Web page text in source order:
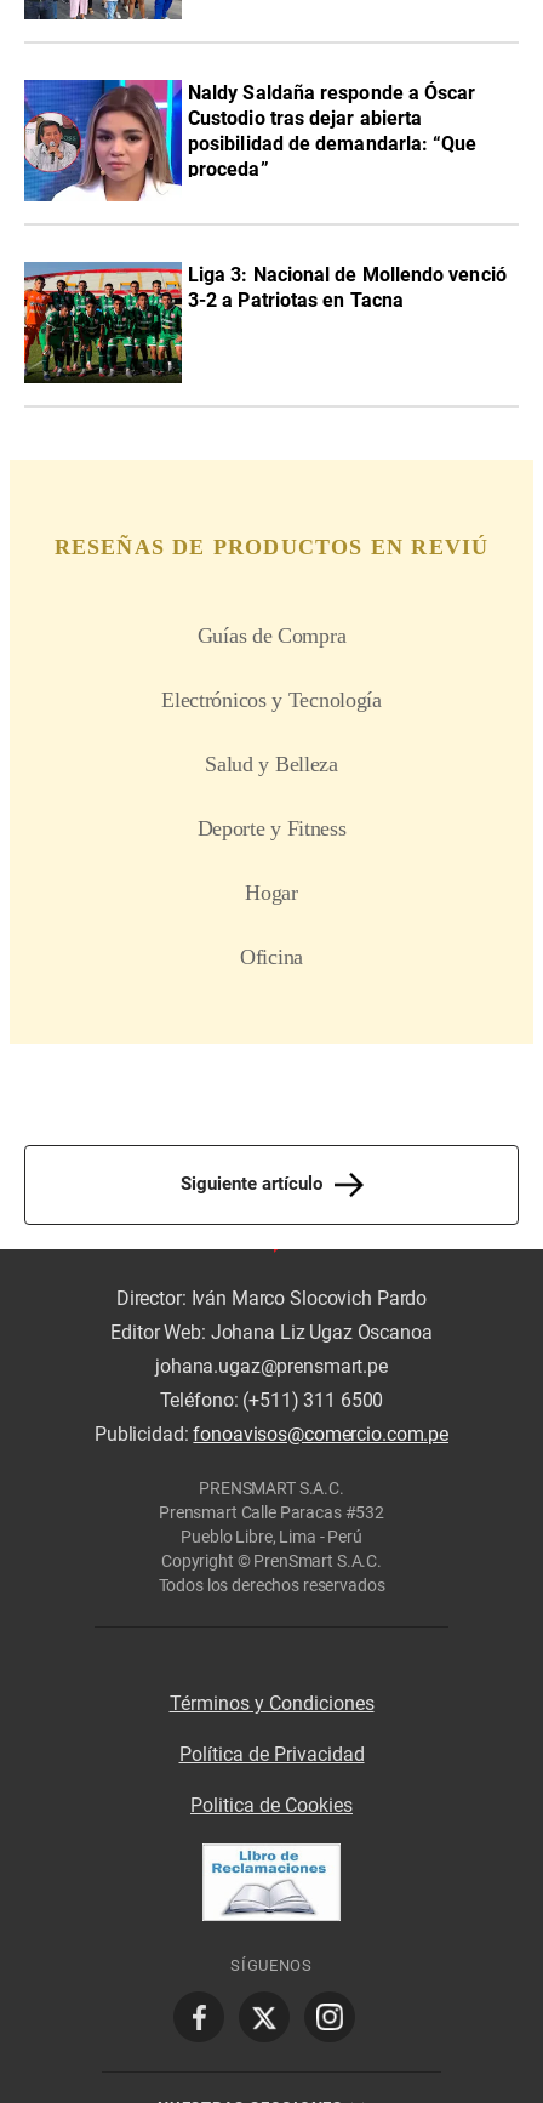
Naldy Saldaña responde a Óscar
Custodio tras dejar abierta
posibilidad de demandarla: “Que
proceda”
Liga 3: Nacional de Mollendo venció
3-2 a Patriotas en Tacna
Siguiente artículo
Director: Iván Marco Slocovich Pardo
Editor Web: Johana Liz Ugaz Oscanoa
johana.ugaz@prensmart.pe
Teléfono: (+511) 311 6500
Publicidad:fonoavisos@comercio.com.pe
PRENSMART S.A.C.
Prensmart Calle Paracas #532
Pueblo Libre, Lima - Perú
Copyright © PrenSmart S.A.C.
Todos los derechos reservados
Términos y Condiciones
Política de Privacidad
Politica de Cookies
SÍGUENOS